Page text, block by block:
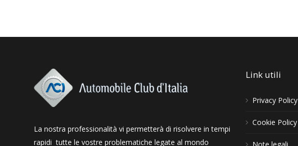
La nostra professionalità vi permetterà di risolvere in tempi
rapidi tutte le vostre problematiche legate al mondo
Link utili
Privacy Policy
Cookie Policy